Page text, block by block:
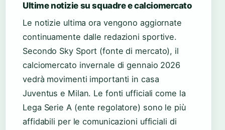
Ultime notizie su squadre e calciomercato
Le notizie ultima ora vengono aggiornate
continuamente dalle redazioni sportive.
Secondo Sky Sport (fonte di mercato), il
calciomercato invernale di gennaio 2026
vedrà movimenti importanti in casa
Juventus e Milan. Le fonti ufficiali come la
Lega Serie A (ente regolatore) sono le più
affidabili per le comunicazioni ufficiali di